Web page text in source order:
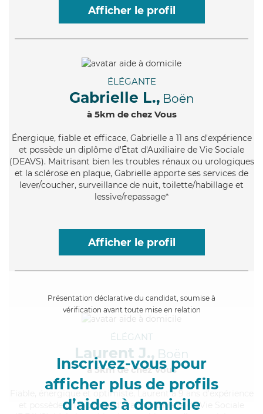
Afficher le profil
ÉLÉGANTE
Gabrielle L., Boën
à 5km de chez Vous
Énergique, fiable et efficace, Gabrielle a 11 ans d'expérience
et possède un diplôme d'État d'Auxiliaire de Vie Sociale
(DEAVS). Maitrisant bien les troubles rénaux ou urologiques
et la sclérose en plaque, Gabrielle apporte ses services de
lever/coucher, surveillance de nuit, toilette/habillage et
lessive/repassage*
Afficher le profil
Présentation déclarative du candidat, soumise à
vérification avant toute mise en relation
Inscrivez-vous pour
afficher plus de profils
d’aides à domicile
ÉLÉGANT
Laurent J., Boën
à 5km de chez Vous
, énergique et optimiste, Laurent a 9 ans d'expérience
et possède un diplôme d'État d'Auxiliaire de Vie Sociale